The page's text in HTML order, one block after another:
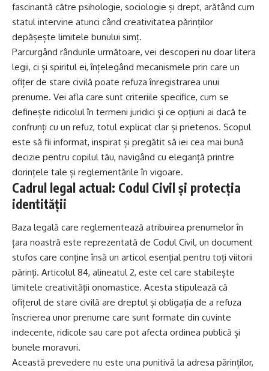
fascinantă către psihologie, sociologie și drept, arătând cum
statul intervine atunci când creativitatea părinților
depășește limitele bunului simț.
Parcurgând rândurile următoare, vei descoperi nu doar litera
legii, ci și spiritul ei, înțelegând mecanismele prin care un
ofițer de stare civilă poate refuza înregistrarea unui
prenume. Vei afla care sunt criteriile specifice, cum se
definește ridicolul în termeni juridici și ce opțiuni ai dacă te
confrunți cu un refuz, totul explicat clar și prietenos. Scopul
este să fii informat, inspirat și pregătit să iei cea mai bună
decizie pentru copilul tău, navigând cu eleganță printre
dorințele tale și reglementările în vigoare.
Cadrul legal actual: Codul Civil și protecția
identității
Baza legală care reglementează atribuirea prenumelor în
țara noastră este reprezentată de Codul Civil, un document
stufos care conține însă un articol esențial pentru toți viitorii
părinți. Articolul 84, alineatul 2, este cel care stabilește
limitele creativității onomastice. Acesta stipulează că
ofițerul de stare civilă are dreptul și obligația de a refuza
înscrierea unor prenume care sunt formate din cuvinte
indecente, ridicole sau care pot afecta ordinea publică și
bunele moravuri.
Această prevedere nu este una punitivă la adresa părinților,